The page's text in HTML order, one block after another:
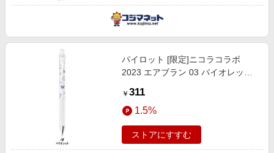
パイロット [限定]ニコラコラボ
2023 エアブラン 03 バイオレット
￥ 311
1.5%
ストアにすすむ